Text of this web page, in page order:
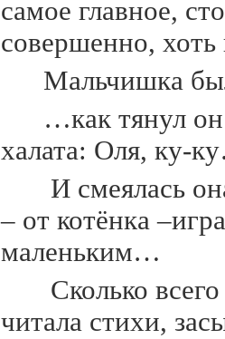
самое главное,
совершенно, хоть
Мальчишка
…как тянул
халата: Оля, ку-
И смеялась
– от котёнка
маленьким…
Сколько
читала стихи,